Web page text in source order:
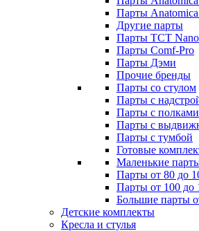
Парты
Другие парты
Парты TCT
Парты Comf-Pro
Парты Дэми
Прочие бренды
Парты со стулом
Парты с
Парты с полками
Парты с
Парты с тумбой
Готовые
Маленькие
Парты от 80 до
Парты от 100 до
Большие парты
Детские комплекты
Кресла и стулья